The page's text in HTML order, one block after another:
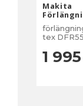
Makita
tex
1 995